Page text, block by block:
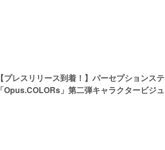
【プレスリリース到着！】パーセプションス
「Opus.COLORs」第二弾キャラクタービジ